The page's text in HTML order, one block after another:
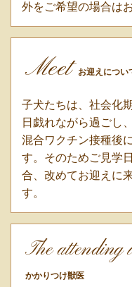
外をご希望の場合は
Meet お迎えについ
子犬たちは、社会化
日戯れながら過ごし
混合ワクチン接種後
す。そのためご見学
合、改めてお迎えに
す。
The attending
かかりつけ獣医